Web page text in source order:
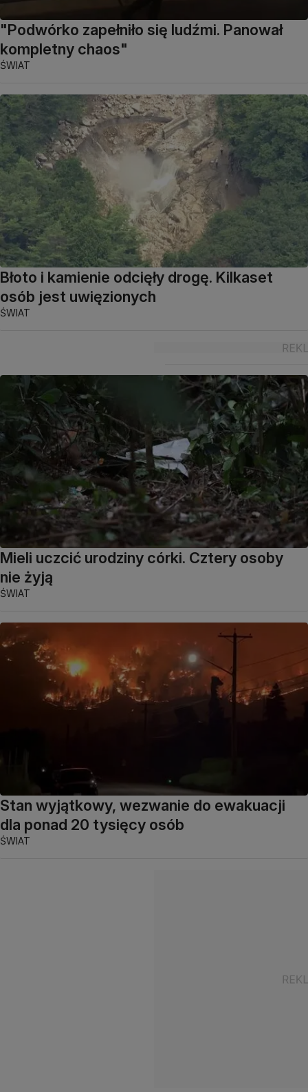
"Podwórko zapełniło się ludźmi. Panował
kompletny chaos"
ŚWIAT
Błoto i kamienie odcięły drogę. Kilkaset
osób jest uwięzionych
ŚWIAT
Mieli uczcić urodziny córki. Cztery osoby
nie żyją
ŚWIAT
Stan wyjątkowy, wezwanie do ewakuacji
dla ponad 20 tysięcy osób
ŚWIAT